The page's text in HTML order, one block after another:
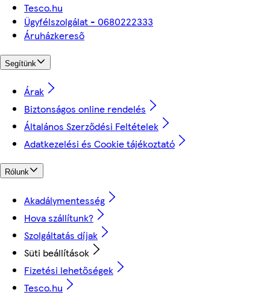
Tesco.hu
Ügyfélszolgálat - 0680222333
Áruházkereső
Segítünk
Árak
Biztonságos online rendelés
Általános Szerződési Feltételek
Adatkezelési és Cookie tájékoztató
Rólunk
Akadálymentesség
Hova szállítunk?
Szolgáltatás díjak
Süti beállítások
Fizetési lehetőségek
Tesco.hu